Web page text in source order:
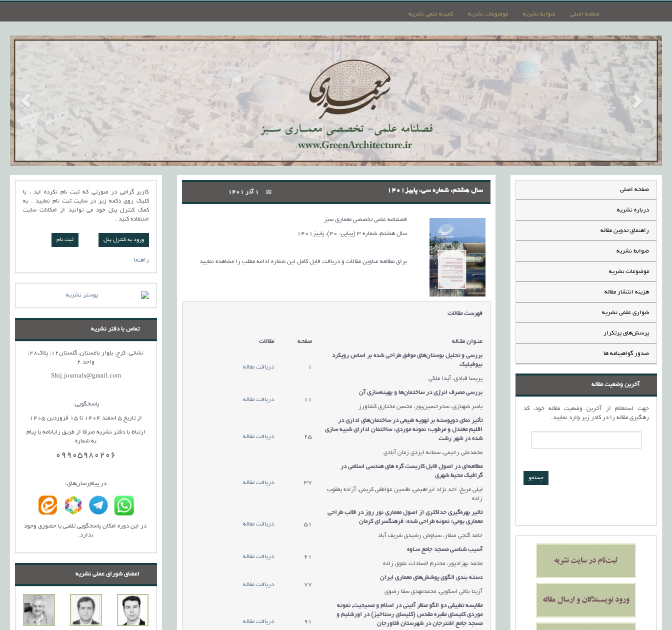
صفحه اصلی ضوابط نشریه موضوعات نشریه کمیته علمی نشریه
صفحه اصلی
درباره نشریه
راهنمای تدوین مقاله
ضوابط نشریه
موضوعات نشریه
هزینه انتشار مقاله
شواری علمی نشریه
پرسش‌های پرتکرار
صدور گواهینامه ها
آخرین وضعیت مقاله
جهت استعلام از آخرین وضعیت مقاله خود، کد
رهگیری مقاله را در کادر زیر وارد نمایید.
سال هشتم، شماره سی، پاییز1401
فصلنامه علمی تخصصی معماری سبز
سال هشتم، شماره 3 (پیاپی: 30)، پاییز1401
برای مطالعه عناوین مقالات و دریافت فایل کامل این شماره ادامه مطلب را مشاهده نمایید
فهرست مقالات
عنـوان مقـاله صفحه مقالات
بررسی و تحلیل بوستان‌های موفق طراحی شده بر اساس رویکرد
بیوفیلیک
1
دریافت مقاله
پریسا قبادی، آیدا ملکی
بررسی مصرف انرژی در ساختمان‌ها‌ و بهینه‌سازی آن
11
دریافت مقاله
یاسر شهبازی، سحرحسین‌پور، محسن مختاری کشاورز
تأثیر نمای دوپوسته بر تهویه طبیعی در ساختمان‌های اداری در
اقلیم معتدل و مرطوب؛ نمونه موردی: ساختمان ادارای شبیه سازی
شده در شهر رشت
25 دریافت مقاله
محمدعلی رحیمی، سمانه ایزدی زمان آبادی
مطالعه‌ای در اصول قابل کاربست گره های هندسی اسلامی در
گرافیک محیط شهری
37
دریافت مقاله
لیلی مریخ، احد نژاد ابراهیمی، طاسین عواطفی کریمی، آزاده یعقوب
زاده
تاثیر بهره‌گیری حداکثری از اصول معماری نور روز در قالب طراحی
معماری بومی؛ نمونه طراحی شده: فرهنگسرای کرمان
51 دریافت مقاله
حامد گنجی صفار، سیاوش رشیدی شریف آباد
آسیب شناسی مسجد جامع سـاوه
61
دریافت مقاله
محمد بهزادپور، محترم السادات علوی زاده
دسته بندی الگوی پوشش‌های معماری ایران
77
دریافت مقاله
آزیتا بلالی اسکویی، محمدمهدی سقا رضوی
مقایسه تطبیقی دو الگو منظر آئینی در اسلام و مسیحیت, نمونه
موردی کلیسای مقبره مقدس (کلیسای رستاخیز) در اورشلیم و
مسجد جامع اشترجان در شهرستان فلاورجان
91 دریافت مقاله
کاربر گرامی در صورتی که ثبت نام نکرده اید ، با
کلیک روی دکمه زیر در سایت ثبت نام نمایید . به
کمک کنترل پنل خود می توانید از امکانات سایت
استفاده کنید .
ورود به کنترل پنل
راهنما
تماس با دفتر نشریه
نشانی: کرج، بلوار باغستان، گلستان12، پلاک28،
واحد 2
Shij.journals@gmail.com
پاسخگویی:
از تاریخ 5 اسفند 1404 تا 15 فروردین 1405
ارتباط با دفتر نشریه صرفا از طریق رایانامه یا پیام
به شماره
09905980206
در پیام‌رسان‌های:
در این دوره امکان پاسخگویی تلفنی یا حضوری وجود
ندارد.
اعضای شورای عملی نشریه